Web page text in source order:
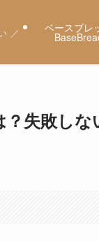
／ ベースブレ
？失敗し